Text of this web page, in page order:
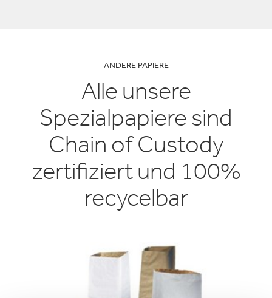
ANDERE PAPIERE
Alle unsere
Spezialpapiere sind
Chain of Custody
zertifiziert und 100%
recycelbar